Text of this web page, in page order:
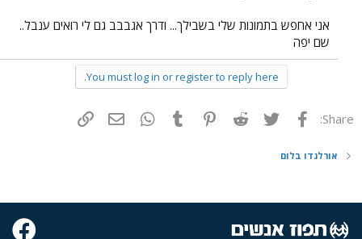
אני אחפש בתמונות שלי בשבילך... ודרך אגבבב גם לי רואים ענבל..
שם יפה
You must log in or register to reply here.
Share: פייסבוק Twitter
Reddit
Pinterest
Tumblr
WhatsAppדואר אלקטרוני
אורלנדו בלום